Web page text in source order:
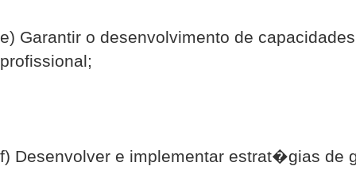
e) Garantir o desenvolvimento de
profissional;
f) Desenvolver e implementar estrat�gias de